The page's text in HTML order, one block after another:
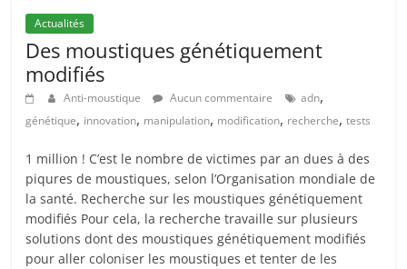
Actualités
Des moustiques génétiquement
modifiés
Anti-moustique Aucun commentaire adn,
génétique, innovation, manipulation, modification, recherche,tests
1 million ! C’est le nombre de victimes par an dues à des
piqures de moustiques, selon l’Organisation mondiale de
la santé. Recherche sur les moustiques génétiquement
modifiés Pour cela, la recherche travaille sur plusieurs
solutions dont des moustiques génétiquement modifiés
pour aller coloniser les moustiques et tenter de les